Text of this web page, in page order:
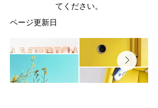
てください。
​ページ更新日